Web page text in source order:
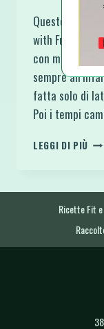
Questo Ebook
with Fun è un
con me ♥ Non
sempre
fatta solo di
Poi i tempi
LEGGI DI PIÙ
E
Ricette Fit